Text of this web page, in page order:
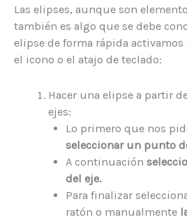
Las elipses, aunque son
también es algo que se debe
elipse de forma rápida
el icono o el atajo de teclado:
Hacer una elipse a partir
ejes:
Lo primero que nos
seleccionar un punto
A continuación
del eje.
Para finalizar
ratón o manualmente